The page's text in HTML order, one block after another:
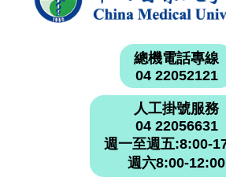
總機電話專線
04 22052121
人工掛號服務
04 22056631
週一至週五:8:00-
週六8:00-12:00